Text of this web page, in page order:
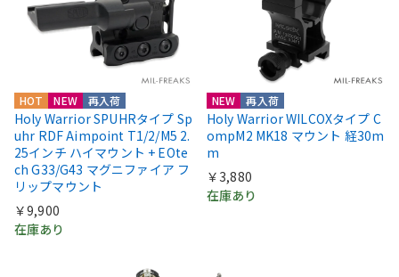
HOT NEW 再入荷
Holy Warrior SPUHRタイプ Sp
uhr RDF Aimpoint T1/2/M5 2.
25インチ ハイマウント + EOte
ch G33/G43 マグニファイア フ
リップマウント
￥9,900
在庫あり
NEW 再入荷
Holy Warrior WILCOXタイプ C
ompM2 MK18 マウント 経30m
m
￥3,880
在庫あり